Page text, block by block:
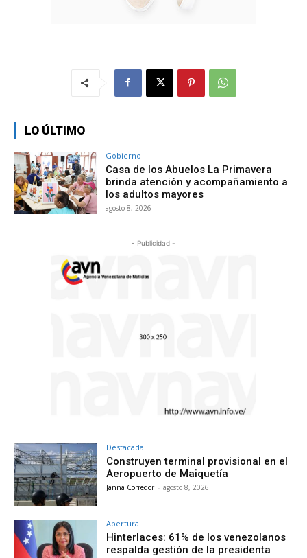
LO ÚLTIMO
Gobierno
Casa de los Abuelos La Primavera
brinda atención y acompañamiento a
los adultos mayores
agosto 8, 2026
- Publicidad -
Destacada
Construyen terminal provisional en el
Aeropuerto de Maiquetía
Janna Corredor - agosto 8, 2026
Apertura
Hinterlaces: 61% de los venezolanos
respalda gestión de la presidenta